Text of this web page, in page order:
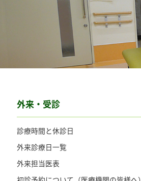
外来・受診
診療時間と休診日
外来診療日一覧
外来担当医表